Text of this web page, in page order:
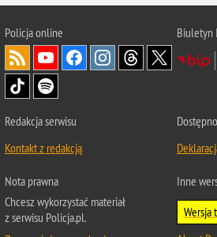
Policjaonline
Biuletyn
Redakcja serwisu
Kontakt z redakcją
Nota prawna
Chcesz wykorzystać materiał
z serwisu Policja.pl.
Inne
Wersja